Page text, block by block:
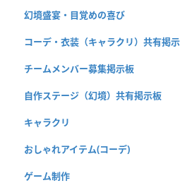
幻境盛宴・目覚めの喜び
コーデ・衣装（キャラクリ）共有掲
チームメンバー募集掲示板
自作ステージ（幻境）共有掲示板
キャラクリ
おしゃれアイテム(コーデ)
ゲーム制作